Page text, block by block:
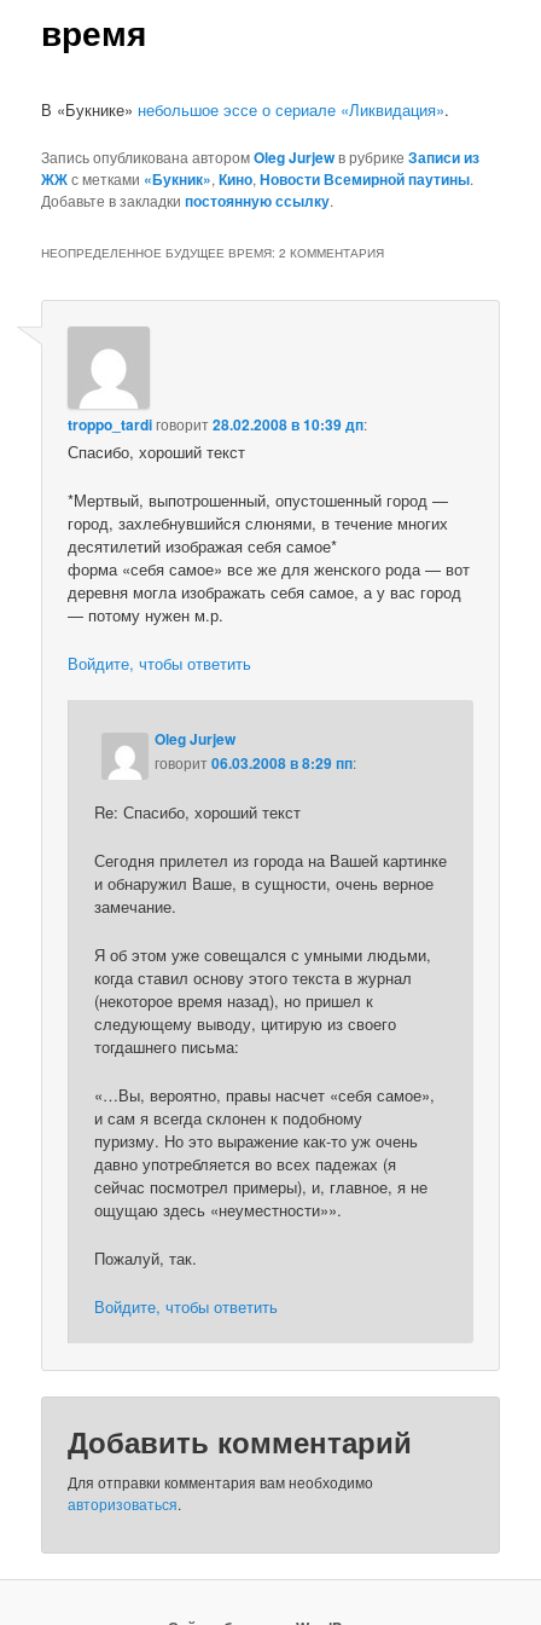
время
В «Букнике» небольшое эссе о сериале «Ликвидация».
Запись опубликована авторомOleg Jurjewв рубрикеЗаписи из
ЖЖс метками «Букник»,Кино,Новости Всемирной паутины.
Добавьте в закладкипостоянную ссылку.
НЕОПРЕДЕЛЕННОЕ БУДУЩЕЕ ВРЕМЯ: 2 КОММЕНТАРИЯ
troppo_tardiговорит28.02.2008 в 10:39 дп:
Спасибо, хороший текст
*Мертвый, выпотрошенный, опустошенный город —
город, захлебнувшийся слюнями, в течение многих
десятилетий изображая себя самое*
форма «себя самое» все же для женского рода — вот
деревня могла изображать себя самое, а у вас город
— потому нужен м.р.
Войдите, чтобы ответить
Oleg Jurjew
говорит06.03.2008 в 8:29 пп:
Re: Спасибо, хороший текст
Сегодня прилетел из города на Вашей картинке
и обнаружил Ваше, в сущности, очень верное
замечание.
Я об этом уже совещался с умными людьми,
когда ставил основу этого текста в журнал
(некоторое время назад), но пришел к
следующему выводу, цитирую из своего
тогдашнего письма:
«…Вы, вероятно, правы насчет «себя самое»,
и сам я всегда склонен к подобному
пуризму. Но это выражение как-то уж очень
давно употребляется во всех падежах (я
сейчас посмотрел примеры), и, главное, я не
ощущаю здесь «неуместности»».
Пожалуй, так.
Войдите, чтобы ответить
Добавить комментарий
Для отправки комментария вам необходимо
авторизоваться.